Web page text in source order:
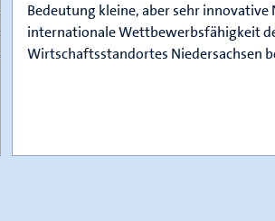
Bedeutung kleine, aber sehr innovative
internationale Wettbewerbsfähigkeit
Wirtschaftsstandortes Niedersachsen